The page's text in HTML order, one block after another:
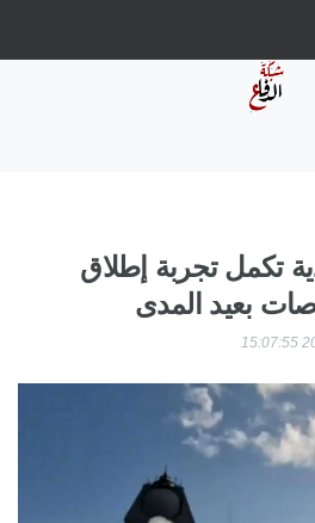
تكمل تجربة إطلاق
بعيد المدى